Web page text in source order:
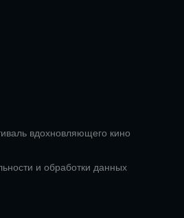
вдохновляющего кино
и обработки данных